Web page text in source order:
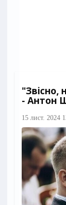
"Звісно,
- Антон
15 лист. 2024